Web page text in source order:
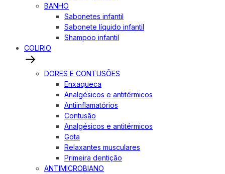
BANHO
Sabonetes infantil
Sabonete líquido infantil
Shampoo infantil
COLIRIO
DORES E CONTUSÕES
Enxaqueca
Analgésicos e antitérmicos
Antiinflamatórios
Contusão
Analgésicos e antitérmicos
Gota
Relaxantes musculares
Primeira dentição
ANTIMICROBIANO